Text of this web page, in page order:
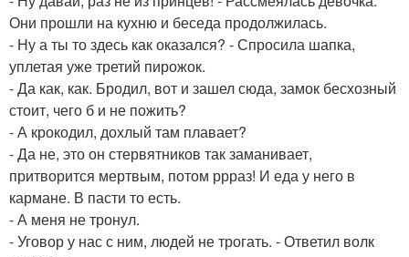
Они прошли на кухню и беседа продолжилась.
- Ну а ты то здесь как оказался? - Спросила шапка,
уплетая уже третий пирожок.
- Да как, как. Бродил, вот и зашел сюда, замок бесхозный
стоит, чего б и не пожить?
- А крокодил, дохлый там плавает?
- Да не, это он стервятников так заманивает,
притворится мертвым, потом ррраз! И еда у него в
кармане. В пасти то есть.
- А меня не тронул.
- Уговор у нас с ним, людей не трогать. - Ответил волк